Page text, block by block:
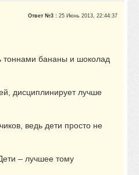
Ответ №3 :25 Июнь 2013, 22:44:37
тоннами бананы и шоколад
дисциплинирует лучше
ведь дети просто не
– лучшее тому